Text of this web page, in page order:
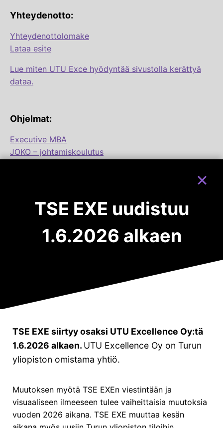
Yhteydenotto:
Yhteydenottolomake
Lataa esite
Lue miten UTU Exce hyödyntää sivustolla kerättyä
dataa.
Ohjelmat:
Executive MBA
JOKO – johtamiskoulutus
Visionäärinen johtaminen(EMBA & JOKO)
Innovative Business Creation(EMBA)
Strategizing in a Complex World (EMBA)
Leading Towards the Future(EMBA)
Future Excellence (FE)
Muut ohjelmat:
Kestävä johtaminen ja liiketoiminta
Strateginen ennakoinnin johtaminen
LinkedIn
Facebook
Instagram
TSE EXE uudistuu
1.6.2026 alkaen
TSE EXE siirtyy osaksi UTU Excellence Oy:tä
1.6.2026 alkaen. UTU Excellence Oy on Turun
yliopiston omistama yhtiö.
Muutoksen myötä TSE EXEn viestintään ja
visuaaliseen ilmeeseen tulee vaiheittaisia muutoksia
vuoden 2026 aikana. TSE EXE muuttaa kesän